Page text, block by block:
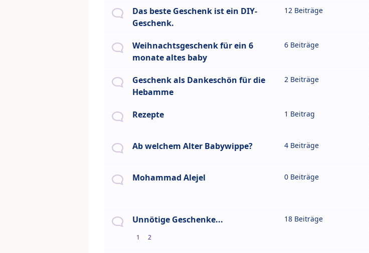
Das beste Geschenk ist ein DIY-
Geschenk.
12 Beiträge
Weihnachtsgeschenk für ein 6
monate altes baby
6 Beiträge
Geschenk als Dankeschön für die
Hebamme
2 Beiträge
Rezepte 1 Beitrag
Ab welchem Alter Babywippe? 4 Beiträge
Mohammad Alejel 0 Beiträge
Unnötige Geschenke...
1 2
18 Beiträge